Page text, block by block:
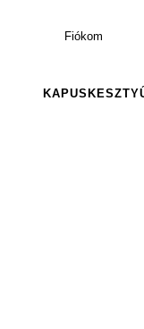
Fiókom